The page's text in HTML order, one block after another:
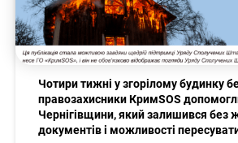
Чотири тижні у згорілому будинку
правозахисники КримSOS
Чернігівщини, який залишився без
документів і можливості